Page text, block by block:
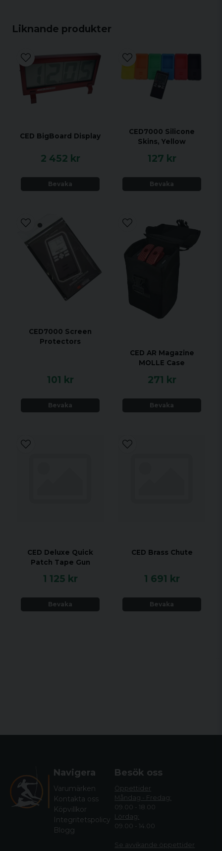
Liknande produkter
CED BigBoard Display
2 452 kr
Bevaka
CED7000 Silicone
Skins, Yellow
127 kr
Bevaka
CED7000 Screen
Protectors
101 kr
Bevaka
CED AR Magazine
MOLLE Case
271 kr
Bevaka
CED Deluxe Quick
Patch Tape Gun
1 125 kr
Bevaka
CED Brass Chute
1 691 kr
Bevaka
Navigera
Varumärken
Kontakta oss
Köpvillkor
Integritetspolicy
Blogg
Besök oss
Öppettider
Måndag - Fredag:
09.00 - 18.00
Lördag:
09.00 - 14.00
Se avvikande öppettider